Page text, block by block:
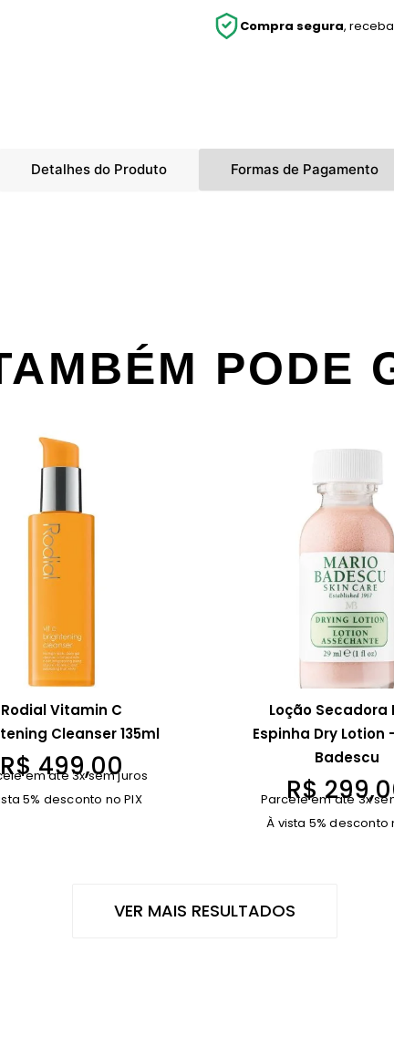
Compra segura,
Detalhes do Produto Formas de Pagamento
PODE
Rodial Vitamin C
Cleanser 135ml
R$499,00
em até 3x sem juros
5% desconto no PIX
Loção Secadora
Espinha Dry Lotion
Badescu
R$
Parcele em até 3x
À vista 5% desconto
VER MAIS RESULTADOS